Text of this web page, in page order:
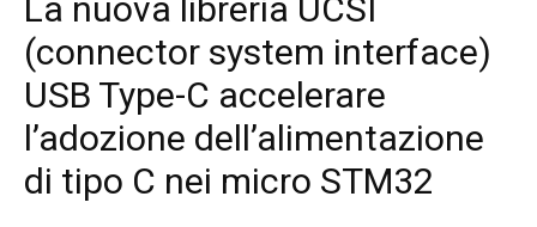
La nuova libreria UCSI
(connector system interface)
USB Type-C accelerare
l’adozione dell’alimentazione
di tipo C nei micro STM32